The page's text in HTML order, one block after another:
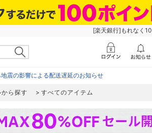
[楽天銀行]もれなく
震の影響による配送遅延のお知らせ
から探す すべてのアイテム